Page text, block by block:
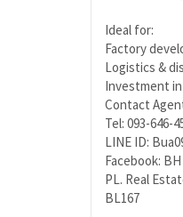
Ideal for:
Factory
Logistics &
Investment
Contact
Tel: 093-646-
LINE ID:
Facebook:
PL. Real
BL167